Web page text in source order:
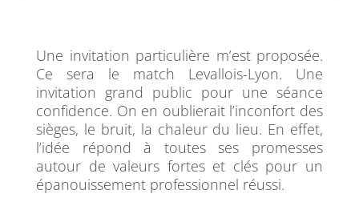
Une invitation particulière m’est proposée.
Ce sera le match Levallois-Lyon. Une
invitation grand public pour une séance
confidence. On en oublierait l’inconfort des
sièges, le bruit, la chaleur du lieu. En effet,
l’idée répond à toutes ses promesses
autour de valeurs fortes et clés pour un
épanouissement professionnel réussi.